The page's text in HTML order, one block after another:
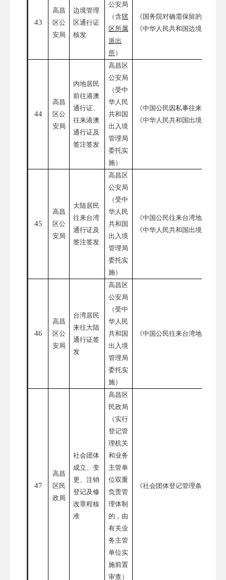
43
高昌
区公
安局
边境管理
区通行证
核发
公安局
（含辖
区所属
派出
所）
《国务院对确需保留的行政
《中华人民共和国边境管理区
44
高昌
区公
安局
内地居民
前往港澳
通行证、
往来港澳
通行证及
签注签发
高昌区
公安局
（受中
华人民
共和国
出入境
管理局
委托实
施）
《中国公民因私事往来香港
《中华人民共和国出境入境管
45
高昌
区公
安局
大陆居民
往来台湾
通行证及
签注签发
高昌区
公安局
（受中
华人民
共和国
出入境
管理局
委托实
施）
《中国公民往来台湾地区管理
《中华人民共和国出境入境管
46
高昌
区公
安局
台湾居民
来往大陆
通行证签
发
高昌区
公安局
（受中
华人民
共和国
出入境
管理局
委托实
施）
《中国公民往来台湾地区管理
47
高昌
区民
政局
社会团体
成立、变
更、注销
登记及修
改章程核
准
高昌区
民政局
（实行
登记管
理机关
和业务
主管单
位双重
负责管
理体制
的，由
有关业
务主管
单位实
施前置
审查）
《社会团体登记管理条例》